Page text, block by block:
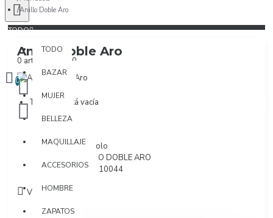
TODO
TODO
BAZAR
MUJER
BELLEZA
MAQUILLAJE
ACCESORIOS
HOMBRE
ZAPATOS
0 artículo(s) - $0
0
Tu bolsa está vacía
Anillo Doble Aro
Anillo Doble Aro
Marca:Mariabolo
ANILLO DOBLE ARO
SKU:YZLFJU2310044
Visto: 2006